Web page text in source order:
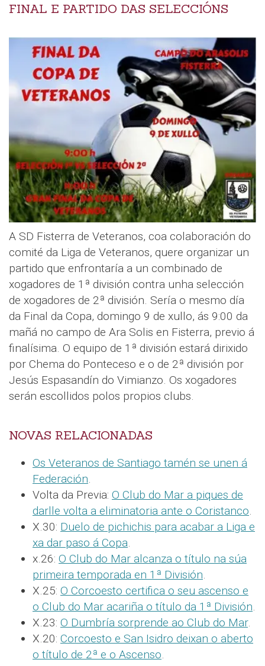
FINAL E PARTIDO DAS SELECCIÓNS
A SD Fisterra de Veteranos, coa colaboración do
comité da Liga de Veteranos, quere organizar un
partido que enfrontaría a un combinado de
xogadores de 1ª división contra unha selección
de xogadores de 2ª división. Sería o mesmo día
da Final da Copa, domingo 9 de xullo, ás 9:00 da
mañá no campo de Ara Solis en Fisterra, previo á
finalísima. O equipo de 1ª división estará dirixido
por Chema do Ponteceso e o de 2ª división por
Jesús Espasandín do Vimianzo. Os xogadores
serán escollidos polos propios clubs.
NOVAS RELACIONADAS
Os Veteranos de Santiago tamén se unen á
Federación.
Volta da Previa: O Club do Mar a piques de
darlle volta a eliminatoria ante o Coristanco.
X.30: Duelo de pichichis para acabar a Liga e
xa dar paso á Copa.
x.26: O Club do Mar alcanza o título na súa
primeira temporada en 1ª División.
X.25: O Corcoesto certifica o seu ascenso e
o Club do Mar acariña o título da 1ª División.
X.23: O Dumbría sorprende ao Club do Mar.
X.20: Corcoesto e San Isidro deixan o aberto
o título de 2ª e o Ascenso.